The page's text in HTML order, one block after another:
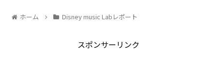
ホーム Disney music Labレポート
スポンサーリンク